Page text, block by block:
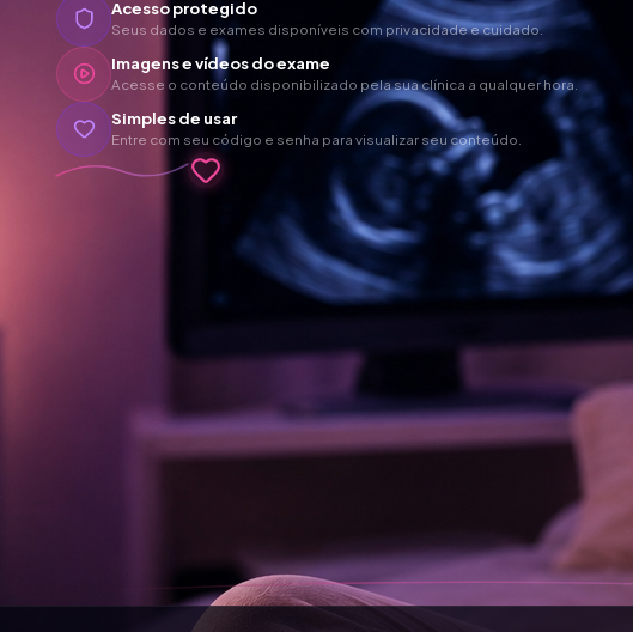
Acesso protegido
Seus dados e exames disponíveis com privacidade e cuidado.
Imagens e vídeos do exame
Acesse o conteúdo disponibilizado pela sua clínica a qualquer hora.
Simples de usar
Entre com seu código e senha para visualizar seu conteúdo.